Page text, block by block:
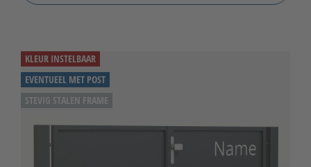
KLEUR INSTELBAAR
EVENTUEEL MET POST
STEVIG STALEN FRAME